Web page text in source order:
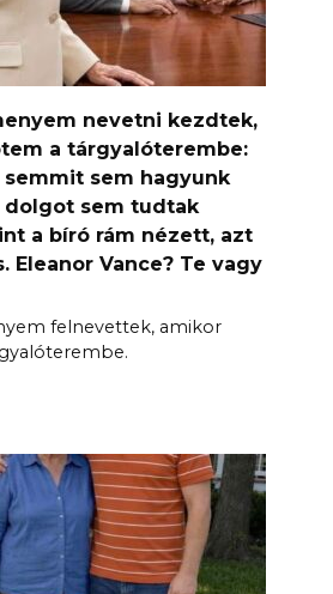
nevetni kezdtek,
a tárgyalóterembe:
semmit sem hagyunk
dolgot sem tudtak
a bíró rám nézett, azt
Eleanor Vance? Te vagy
felnevettek, amikor